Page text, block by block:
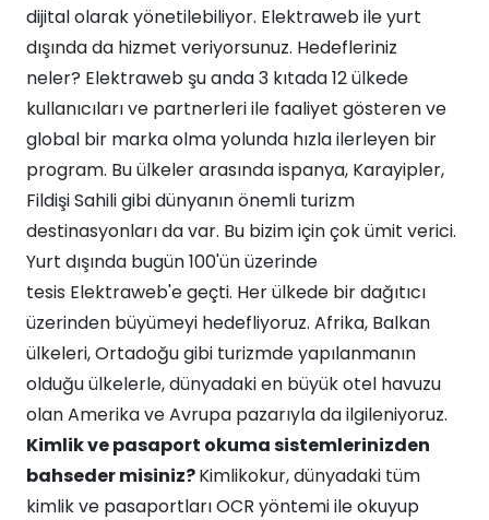
dijital olarak yönetilebiliyor. Elektraweb ile yurt
dışında da hizmet veriyorsunuz. Hedefleriniz
neler? Elektraweb şu anda 3 kıtada 12 ülkede
kullanıcıları ve partnerleri ile faaliyet gösteren ve
global bir marka olma yolunda hızla ilerleyen bir
program. Bu ülkeler arasında ispanya, Karayipler,
Fildişi Sahili gibi dünyanın önemli turizm
destinasyonları da var. Bu bizim için çok ümit verici.
Yurt dışında bugün 100'ün üzerinde
tesis Elektraweb'e geçti. Her ülkede bir dağıtıcı
üzerinden büyümeyi hedefliyoruz. Afrika, Balkan
ülkeleri, Ortadoğu gibi turizmde yapılanmanın
olduğu ülkelerle, dünyadaki en büyük otel havuzu
olan Amerika ve Avrupa pazarıyla da ilgileniyoruz.
Kimlik ve pasaport okuma sistemlerinizden
bahseder misiniz?Kimlikokur, dünyadaki tüm
kimlik ve pasaportları OCR yöntemi ile okuyup